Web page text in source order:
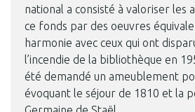
© Château de Photo
national a consisté à valoriser les
ce fonds par des oeuvres
harmonie avec ceux qui ont
l’incendie de la bibliothèque en
été demandé un ameublement
évoquant le séjour de 1810 et la